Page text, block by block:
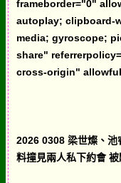
frameborder="0"
autoplay; clipboard-
media; gyroscope;
share"
cross-origin"
2026 0308 梁世燦、
料撞見兩人私下約會